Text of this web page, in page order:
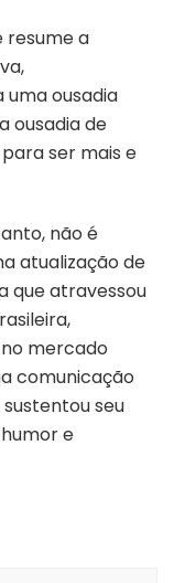
resume a
ousadia
ousadia de
ser mais e
não é
atualização de
que atravessou
mercado
comunicação
seu
e